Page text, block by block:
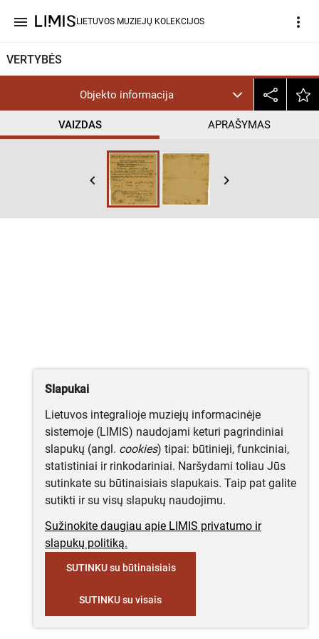
menu LIETUVOS MUZIEJŲ KOLEKCIJOS more_vert
VERTYBĖS
Objekto informacija
VAIZDAS APRAŠYMAS
keyboard_arrow_left keyboard_arrow_right
Slapukai
Lietuvos integralioje muziejų informacinėje
sistemoje (LIMIS) naudojami keturi pagrindiniai
slapukų (angl. cookies) tipai: būtinieji, funkciniai,
statistiniai ir rinkodariniai. Naršydami toliau Jūs
sutinkate su būtinaisiais slapukais. Taip pat galite
sutikti ir su visų slapukų naudojimu.
Sužinokite daugiau apie LIMIS privatumo ir
slapukų politiką.
SUTINKU su būtinaisiais
SUTINKU su visais